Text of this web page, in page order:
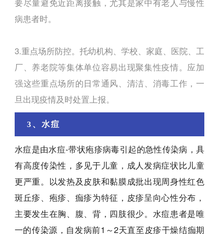
要尽量避免近距离接触，尤其是家中有老人与慢性
病患者时。
3.重点场所防控。托幼机构、学校、家庭、医院、工
厂、养老院等集体单位容易出现聚集性疫情。应加
强这些重点场所的日常通风、清洁、消毒工作，一
旦出现疫情及时处置上报。
3、水痘
水痘是由水痘-带状疱疹病毒引起的急性传染病，具
有高度传染性，多见于儿童，成人发病症状比儿童
更严重。以发热及皮肤和黏膜成批出现周身性红色
斑丘疹、疱疹、痂疹为特征，皮疹呈向心性分布，
主要发生在胸、腹、背，四肢很少。水痘患者是唯
一的传染源，自发病前1～2天直至皮疹干燥结痂期